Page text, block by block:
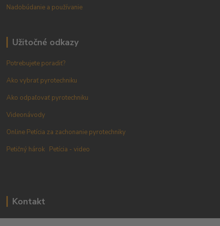
Nadobúdanie a používanie
Užitočné odkazy
Potrebujete poradiť?
Ako vybrať pyrotechniku
Ako odpaľovať pyrotechniku
Videonávody
Online Petícia za zachonanie pyrotechniky
Petičný hárok Petícia - video
Kontakt